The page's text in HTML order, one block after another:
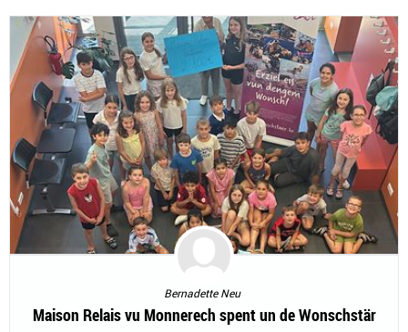
Bernadette Neu
Maison Relais vu Monnerech spent un de Wonschstär